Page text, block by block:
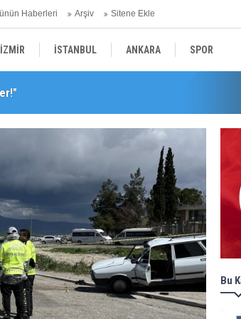
Haberleri Arşiv Sitene Ekle
İZMİR İSTANBUL ANKARA SPOR
SAĞLIK
Bu